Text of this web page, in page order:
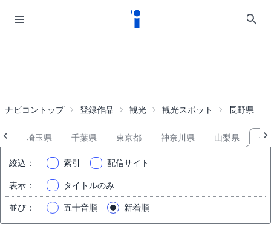
ナビコントップ 登録作品 観光 観光スポット 長野県
埼玉県 千葉県 東京都 神奈川県 山梨県 長
絞込 ： 索引 配信サイト
表示 ： タイトルのみ
並び ： 五十音順 新着順